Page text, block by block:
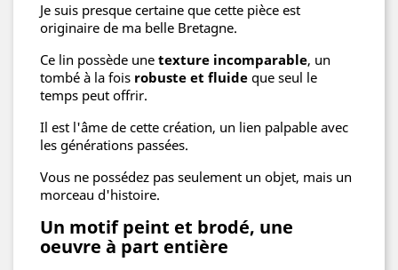
Je suis presque certaine que cette pièce est
originaire de ma belle Bretagne.
Ce lin possède une texture incomparable, un
tombé à la fois robuste et fluide que seul le
temps peut offrir.
Il est l'âme de cette création, un lien palpable avec
les générations passées.
Vous ne possédez pas seulement un objet, mais un
morceau d'histoire.
Un motif peint et brodé, une
oeuvre à part entière